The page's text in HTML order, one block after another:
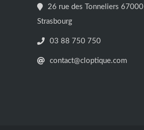
26 rue des Tonneliers 67000
Strasbourg
03 88 750 750
contact@cloptique.com